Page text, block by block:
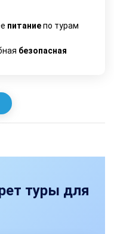
питаниепо турам
безопасная
туры для